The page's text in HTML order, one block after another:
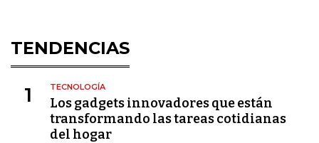
TENDENCIAS
1 TECNOLOGÍA
Los gadgets innovadores que están
transformando las tareas cotidianas
del hogar